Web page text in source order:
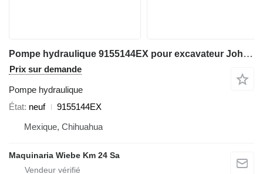
Pompe hydraulique 9155144EX pour excavateur John Deere 270LC
Prix sur demande
Pompe hydraulique
État neuf
9155144EX
Mexique, Chihuahua
Maquinaria Wiebe Km 24 Sa